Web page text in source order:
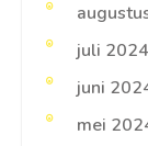
juli 2024
juni
mei